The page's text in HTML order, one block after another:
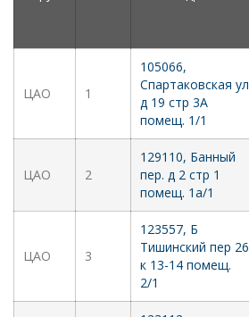
ЦАО 1
105066,
Спартаковская ул
д 19 стр 3А
помещ. 1/1
ЦАО 2
129110, Банный
пер. д 2 стр 1
помещ. 1а/1
ЦАО 3
123557, Б
Тишинский пер 26
к 13-14 помещ.
2/1